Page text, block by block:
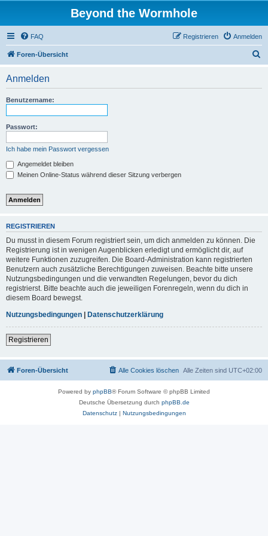
Beyond the Wormhole
FAQ Anmelden
Registrieren
Foren-Übersicht
Anmelden
Benutzername:
Passwort:
Ich habe mein Passwort vergessen
Angemeldet bleiben
Meinen Online-Status während dieser Sitzung verbergen
REGISTRIEREN
Du musst in diesem Forum registriert sein, um dich anmelden zu können. Die
Registrierung ist in wenigen Augenblicken erledigt und ermöglicht dir, auf
weitere Funktionen zuzugreifen. Die Board-Administration kann registrierten
Benutzern auch zusätzliche Berechtigungen zuweisen. Beachte bitte unsere
Nutzungsbedingungen und die verwandten Regelungen, bevor du dich
registrierst. Bitte beachte auch die jeweiligen Forenregeln, wenn du dich in
diesem Board bewegst.
Nutzungsbedingungen | Datenschutzerklärung
Registrieren
Foren-Übersicht Alle Zeiten sind UTC+02:00
Alle Cookies löschen
Powered by phpBB® Forum Software © phpBB Limited
Deutsche Übersetzung durch phpBB.de
Datenschutz| Nutzungsbedingungen